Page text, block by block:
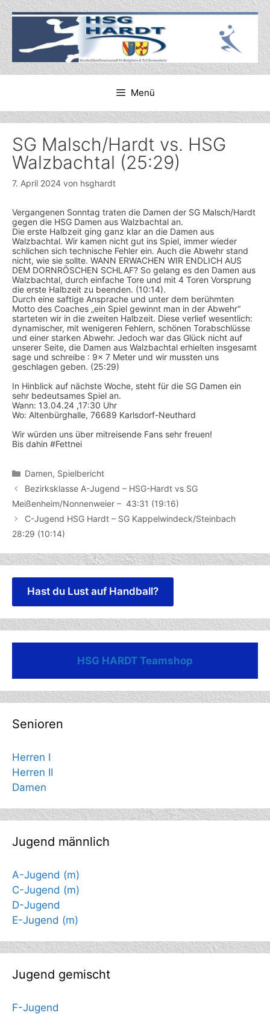
Inhalt
Menü
SG Malsch/Hardt vs. HSG
Walzbachtal (25:29)
7. April 2024 von hsghardt
Vergangenen Sonntag traten die Damen der SG Malsch/Hardt
gegen die HSG Damen aus Walzbachtal an.
Die erste Halbzeit ging ganz klar an die Damen aus
Walzbachtal. Wir kamen nicht gut ins Spiel, immer wieder
schlichen sich technische Fehler ein. Auch die Abwehr stand
nicht, wie sie sollte. WANN ERWACHEN WIR ENDLICH AUS
DEM DORNRÖSCHEN SCHLAF? So gelang es den Damen aus
Walzbachtal, durch einfache Tore und mit 4 Toren Vorsprung
die erste Halbzeit zu beenden. (10:14).
Durch eine saftige Ansprache und unter dem berühmten
Motto des Coaches „ein Spiel gewinnt man in der Abwehr“
starteten wir in die zweiten Halbzeit. Diese verlief wesentlich:
dynamischer, mit wenigeren Fehlern, schönen Torabschlüsse
und einer starken Abwehr. Jedoch war das Glück nicht auf
unserer Seite, die Damen aus Walzbachtal erhielten insgesamt
sage und schreibe : 9x 7 Meter und wir mussten uns
geschlagen geben. (25:29)
In Hinblick auf nächste Woche, steht für die SG Damen ein
sehr bedeutsames Spiel an.
Wann: 13.04.24 ,17:30 Uhr
Wo: Altenbürghalle, 76689 Karlsdorf-Neuthard
Wir würden uns über mitreisende Fans sehr freuen!
Bis dahin #Fettnei
Kategorien
Damen, Spielbericht
Bezirksklasse A-Jugend – HSG-Hardt vs SG
Meißenheim/Nonnenweier – 43:31 (19:16)
C-Jugend HSG Hardt – SG Kappelwindeck/Steinbach
28:29 (10:14)
Hast du Lust auf Handball?
HSG HARDT Teamshop
Senioren
Herren I
Herren II
Damen
Jugend männlich
A-Jugend (m)
C-Jugend (m)
D-Jugend
E-Jugend (m)
Jugend gemischt
F-Jugend